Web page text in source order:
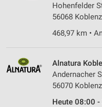
Hohenfelder
56068 Koblenz
468,97 km •
Alnatura
Andernacher
56070 Koblenz
Heute 08:00 -